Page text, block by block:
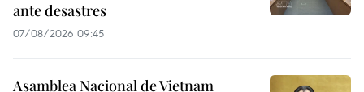
ante desastres
07/08/2026 09:45
Asamblea Nacional de Vietnam